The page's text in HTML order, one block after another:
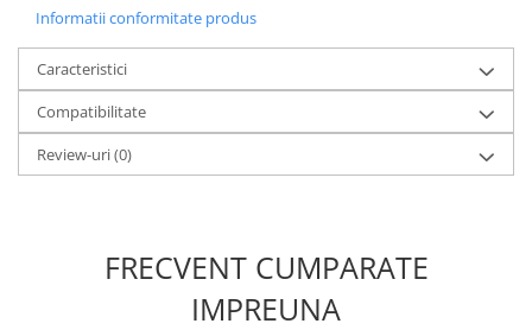
Samsung
Sony
Vodafone
Wiko
Xiaomi
ZTE
Informatii conformitate produs
Caracteristici
Compatibilitate
Review-uri(0)
FRECVENT CUMPARATE
IMPREUNA